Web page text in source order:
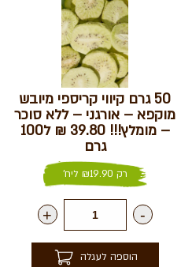
50 גרם קיווי קריספי מיובש
מוקפא – אורגני – ללא סוכר
– מומלץ!!! 39.80 ₪ ל100
גרם
רק ₪19.90 ליח'
-
+
הוספה לעגלה